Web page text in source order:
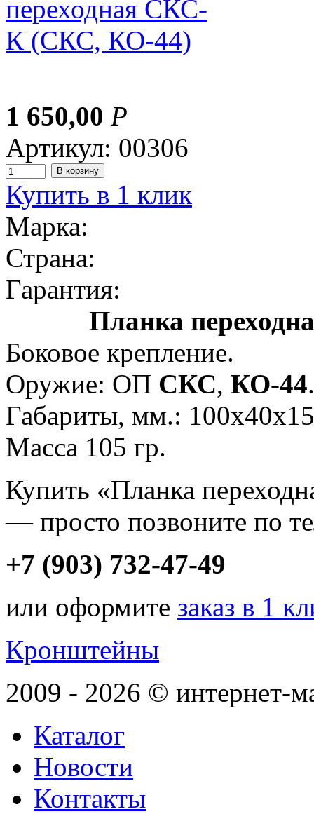
1 650,00 Р
Артикул: 00306
Купить в 1 клик
Марка:
Страна:
Гарантия:
Планка
Боковое крепление.
Оружие: ОП СКС, КО-44.
Габариты, мм.:
Масса 105 гр.
Купить «Планка
— просто позвоните по
+7 (903) 732-47-49
или оформите заказ в 1
Кронштейны
2009 - 2026 © интернет-
Каталог
Новости
Контакты